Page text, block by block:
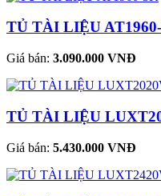
TỦ TÀI LIỆU
Giá bán: 3.090.000 VNĐ
TỦ TÀI LIỆU
Giá bán: 5.430.000 VNĐ